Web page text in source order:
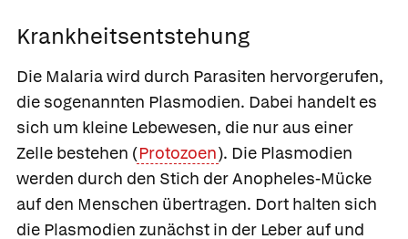
Krankheitsentstehung
Die Malaria wird durch Parasiten hervorgerufen,
die sogenannten Plasmodien. Dabei handelt es
sich um kleine Lebewesen, die nur aus einer
Zelle bestehen (Protozoen). Die Plasmodien
werden durch den Stich derAnopheles-Mücke
auf den Menschen übertragen. Dort halten sich
die Plasmodien zunächst in der Leber auf und